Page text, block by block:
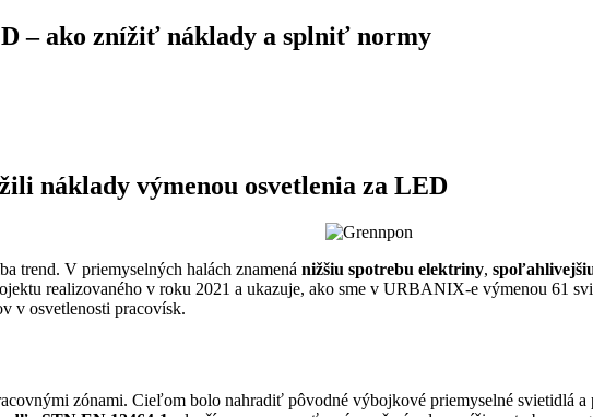
– ako znížiť náklady a splniť normy
náklady výmenou osvetlenia za LED
trend. V priemyselných halách znamenánižšiu spotrebu elektriny,
realizovaného v roku 2021 a ukazuje, ako sme v URBANIX-e výmenou 61
v osvetlenosti pracovísk.
zónami. Cieľom bolo nahradiť pôvodné výbojkové priemyselné svietidlá a